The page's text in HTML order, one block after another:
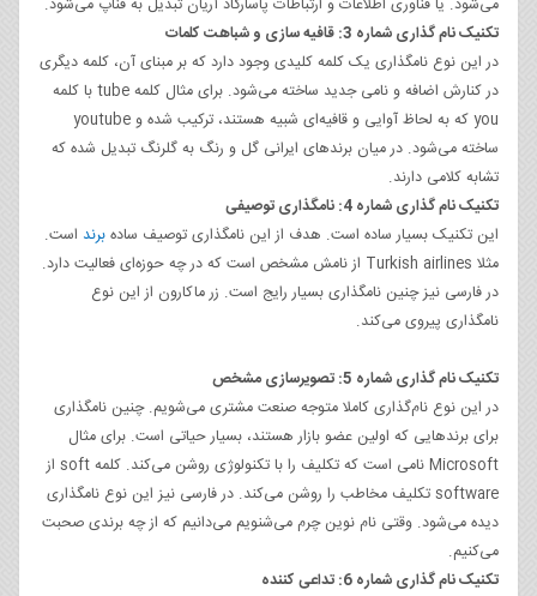
می‌شود. یا فناوری اطلاعات و ارتباطات پاسارگاد آریان تبدیل به فناپ می‌شود.
تکنیک نام گذاری شماره 3: قافیه ‌سازی و شباهت کلمات
در این نوع نامگذاری یک کلمه کلیدی وجود دارد که بر مبنای آن، کلمه دیگری
در کنارش اضافه و نامی جدید ساخته می‌شود. برای مثال کلمه tube با کلمه
you که به لحاظ آوایی و قافیه‌ای شبیه هستند، ترکیب شده و youtube
ساخته می‌شود. در میان برندهای ایرانی گل و رنگ به گلرنگ تبدیل شده که
تشابه کلامی دارند.
تکنیک نام گذاری شماره 4: نامگذاری توصیفی
این تکنیک بسیار ساده است. هدف از این نامگذاری توصیف سادهبرند است.
مثلا Turkish airlines از نامش مشخص است که در چه حوزه‌ای فعالیت دارد.
در فارسی نیز چنین نامگذاری بسیار رایج است. زر ماکارون از این نوع
نامگذاری پیروی می‌کند.
تکنیک نام گذاری شماره 5: تصویرسازی مشخص
در این نوع نام‌گذاری کاملا متوجه صنعت مشتری می‌شویم. چنین نامگذاری
برای برندهایی که اولین عضو بازار هستند، بسیار حیاتی است. برای مثال
Microsoft نامی است که تکلیف را با تکنولوژی روشن می‌کند. کلمه soft از
software تکلیف مخاطب را روشن می‌کند. در فارسی نیز این نوع نامگذاری
دیده می‌شود. وقتی نام نوین چرم می‌شنویم می‌دانیم که از چه برندی صحبت
می‌کنیم.
تکنیک نام گذاری شماره 6: تداعی کننده